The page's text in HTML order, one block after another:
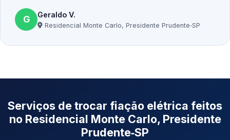
G Geraldo V.
Residencial Monte Carlo, Presidente Prudente‑SP
Serviços de trocar fiação elétrica feitos
no Residencial Monte Carlo, Presidente
Prudente‑SP